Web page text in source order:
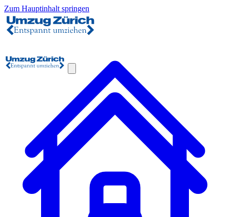
Zum Hauptinhalt springen